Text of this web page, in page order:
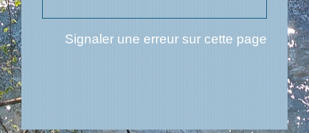
Signaler une erreur sur cette page